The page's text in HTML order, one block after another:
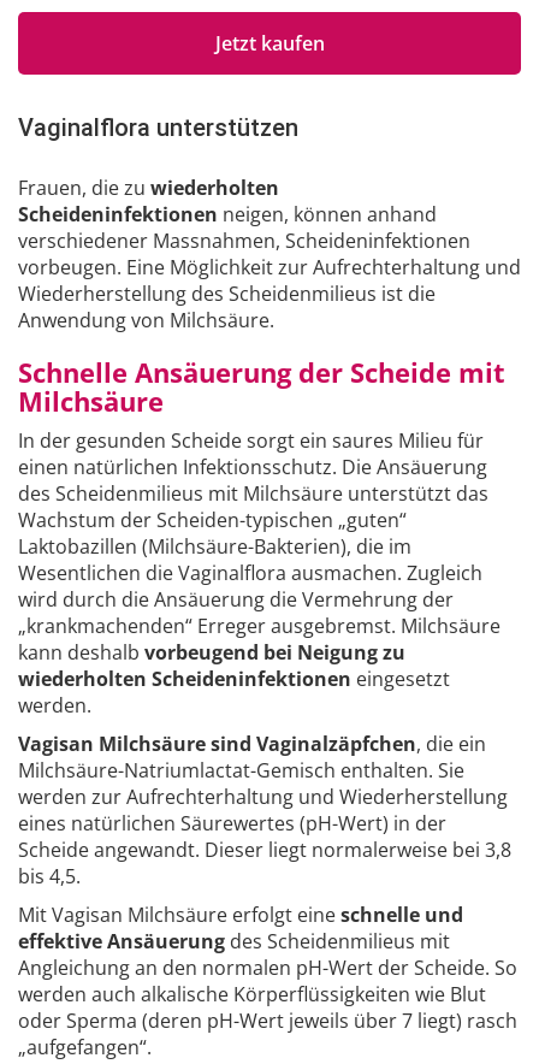
Jetzt kaufen
Vaginalflora unterstützen
Frauen, die zu wiederholten
Scheideninfektionen neigen, können anhand
verschiedener Massnahmen, Scheideninfektionen
vorbeugen. Eine Möglichkeit zur Aufrechterhaltung und
Wiederherstellung des Scheidenmilieus ist die
Anwendung von Milchsäure.
Schnelle Ansäuerung der Scheide mit
Milchsäure
In der gesunden Scheide sorgt ein saures Milieu für
einen natürlichen Infektionsschutz. Die Ansäuerung
des Scheidenmilieus mit Milchsäure unterstützt das
Wachstum der Scheiden-typischen „guten“
Laktobazillen (Milchsäure-Bakterien), die im
Wesentlichen die Vaginalflora ausmachen. Zugleich
wird durch die Ansäuerung die Vermehrung der
„krankmachenden“ Erreger ausgebremst. Milchsäure
kann deshalb vorbeugend bei Neigung zu
wiederholten Scheideninfektionen eingesetzt
werden.
Vagisan Milchsäure sind Vaginalzäpfchen, die ein
Milchsäure-Natriumlactat-Gemisch enthalten. Sie
werden zur Aufrechterhaltung und Wiederherstellung
eines natürlichen Säurewertes (pH-Wert) in der
Scheide angewandt. Dieser liegt normalerweise bei 3,8
bis 4,5.
Mit Vagisan Milchsäure erfolgt eineschnelle und
effektive Ansäuerung des Scheidenmilieus mit
Angleichung an den normalen pH-Wert der Scheide. So
werden auch alkalische Körperflüssigkeiten wie Blut
oder Sperma (deren pH-Wert jeweils über 7 liegt) rasch
„aufgefangen“.